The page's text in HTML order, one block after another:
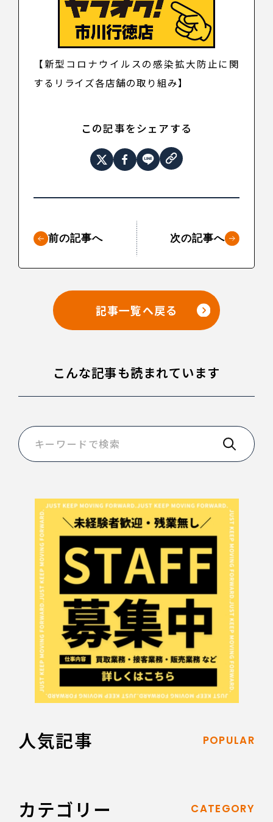
【新型コロナウイルスの感染拡大防止に関
するリライズ各店舗の取り組み】
この記事をシェアする
前の記事へ 次の記事へ
記事一覧へ戻る
こんな記事も読まれています
人気記事 POPULAR
カテゴリー CATEGORY